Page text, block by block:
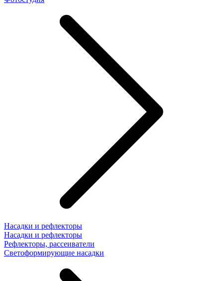
Насадки и рефлекторы
Насадки и рефлекторы
Рефлекторы, рассеиватели
Светоформирующие насадки